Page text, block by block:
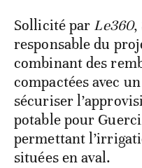
Sollicité par Le360,
responsable du
combinant des
compactées avec
sécuriser
potable pour
permettant
situées en aval.